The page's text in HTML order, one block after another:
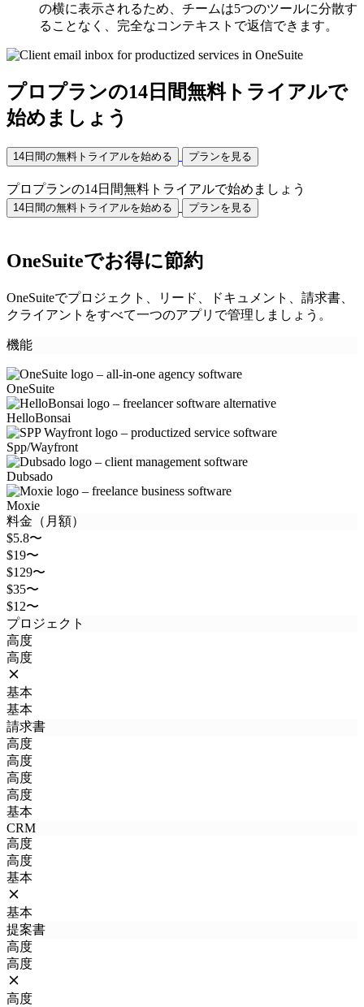
の横に表示されるため、チームは5つのツールに分散す
ることなく、完全なコンテキストで返信できます。
プロプランの14日間無料トライアルで
始めましょう
14日間の無料トライアルを始める プランを見る
プロプランの14日間無料トライアルで始めましょう
14日間の無料トライアルを始める プランを見る
OneSuiteでお得に節約
OneSuiteでプロジェクト、リード、ドキュメント、請求書、
クライアントをすべて一つのアプリで管理しましょう。
機能
OneSuite
HelloBonsai
Spp/Wayfront
Dubsado
Moxie
料金（月額）
$5.8〜
$19〜
$129〜
$35〜
$12〜
プロジェクト
高度
高度
基本
基本
請求書
高度
高度
高度
高度
基本
CRM
高度
高度
基本
基本
提案書
高度
高度
高度